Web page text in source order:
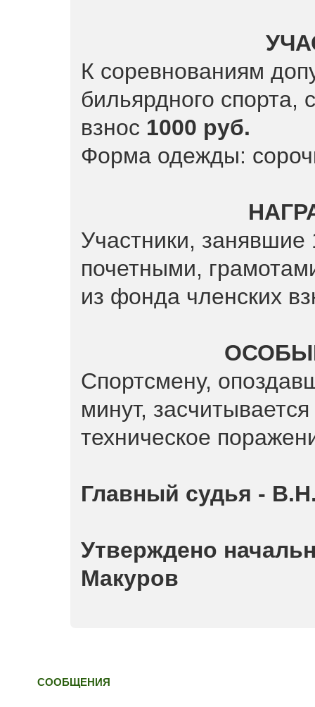
К соревнованиям
бильярдного спорта,
взнос 1000 руб.
Форма одежды:
Участники,
почетными,
из фонда членских
Спортсмену,
минут, засчитывается
техническое
Главный судья -
Утверждено
Макуров
СООБЩЕНИЯ